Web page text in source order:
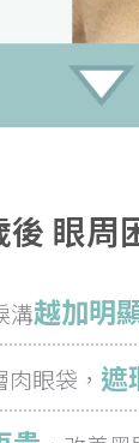
後 眼周
溝越加明
眼袋， 遮